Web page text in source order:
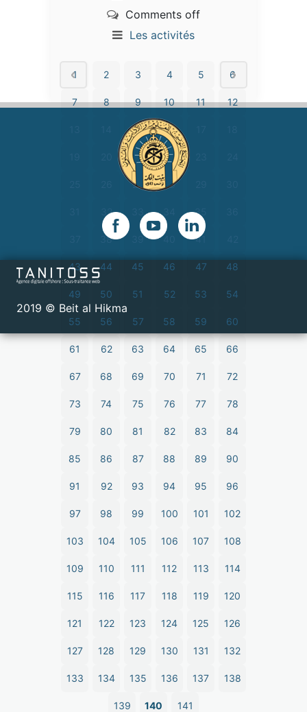
Comments off
Les activités
1 2 3 4 5 6
7 8 9 10 11 12
15 16
21 22
27 28
32 35
38 39 40 41
43 44 45 46 47 48
49 50 51 52 53 54
55 56 57 58 59 60
61 62 63 64 65 66
67 68 69 70 71 72
73 74 75 76 77 78
79 80 81 82 83 84
85 86 87 88 89 90
91 92 93 94 95 96
97 98 99 100 101 102
103 104 105 106 107 108
109 110 111 112 113 114
115 116 117 118 119 120
121 122 123 124 125 126
127 128 129 130 131 132
133 134 135 136 137 138
139 140 141
2019 © Beit al Hikma